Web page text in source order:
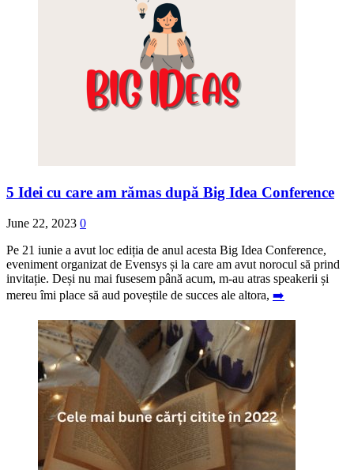
5 Idei cu care am rămas după Big Idea Conference
June 22, 2023 0
Pe 21 iunie a avut loc ediția de anul acesta Big Idea Conference,
eveniment organizat de Evensys și la care am avut norocul să prind
invitație. Deși nu mai fusesem până acum, m-au atras speakerii și
mereu îmi place să aud poveștile de succes ale altora, ➡️